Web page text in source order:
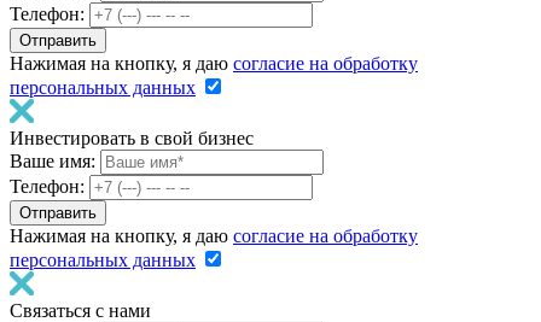
Телефон:
Нажимая на кнопку, я даю согласие на обработку
персональных данных
Инвестировать в свой бизнес
Ваше имя:
Телефон:
Нажимая на кнопку, я даю согласие на обработку
персональных данных
Связаться с нами